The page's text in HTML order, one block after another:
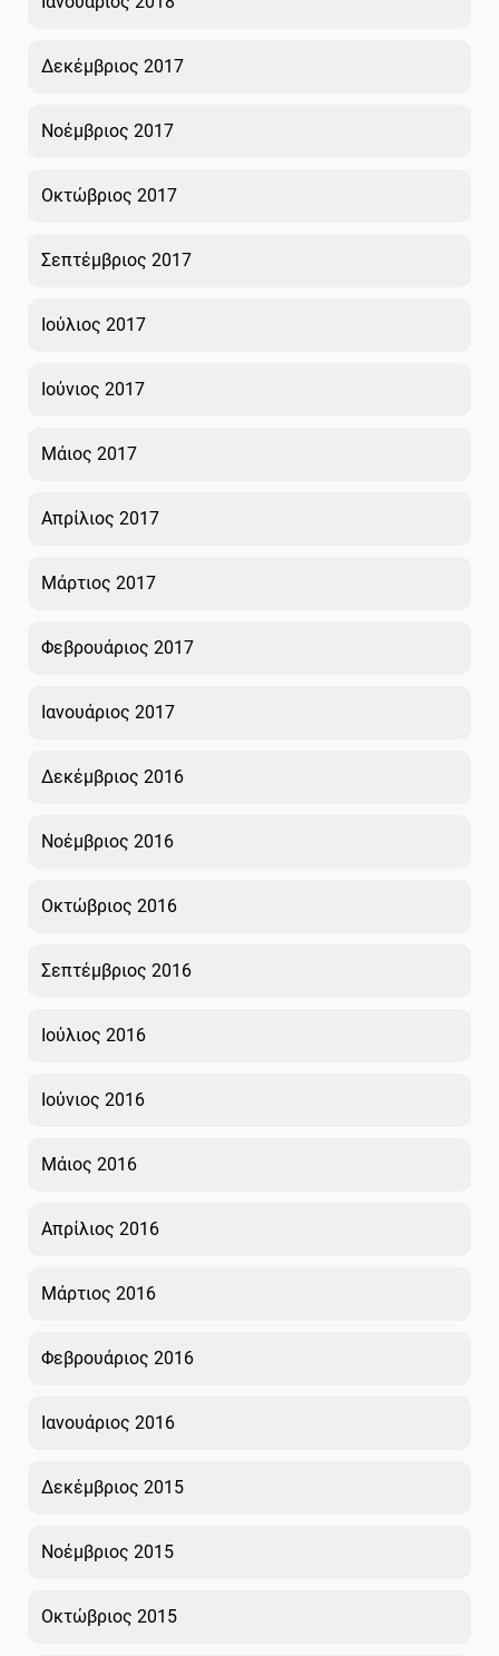
Δεκέμβριος 2017
Νοέμβριος 2017
Οκτώβριος 2017
Σεπτέμβριος 2017
Ιούλιος 2017
Ιούνιος 2017
Μάιος 2017
Απρίλιος 2017
Μάρτιος 2017
Φεβρουάριος 2017
Ιανουάριος 2017
Δεκέμβριος 2016
Νοέμβριος 2016
Οκτώβριος 2016
Σεπτέμβριος 2016
Ιούλιος 2016
Ιούνιος 2016
Μάιος 2016
Απρίλιος 2016
Μάρτιος 2016
Φεβρουάριος 2016
Ιανουάριος 2016
Δεκέμβριος 2015
Νοέμβριος 2015
Οκτώβριος 2015